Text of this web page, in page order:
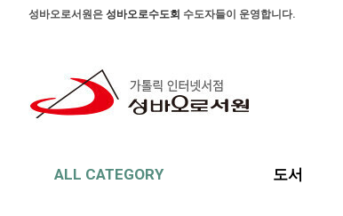
본문 바로가기
주메뉴 바로가기
사이드메뉴 바로가기
성바오로서원은 성바오로수도회 수도자들이 운영합니다.
ALL CATEGORY 도서